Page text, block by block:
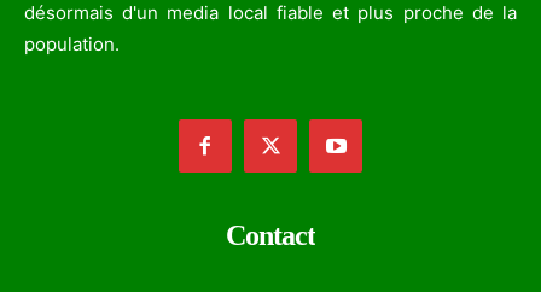
désormais d'un media local fiable et plus proche de la
population.
Contact